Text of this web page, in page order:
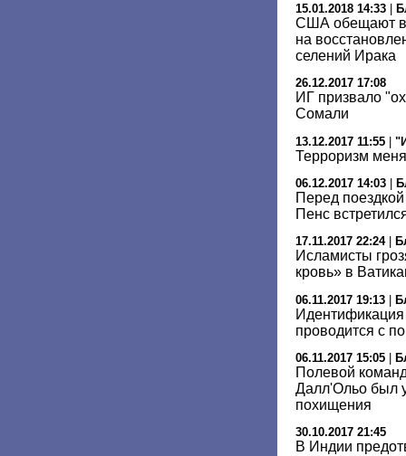
15.01.2018 14:33
США обещают
на
селений Ирака
26.12.2017 17:08
ИГ призвало
Сомали
13.12.2017 11:55 |
Терроризм
06.12.2017 14:03
Перед
Пенс
17.11.2017 22:24|
Исламисты
кровь» в
06.11.2017 19:13 |
Идентификация
проводится с
06.11.2017 15:05
Полевой
Далл'Ольо был
похищения
30.10.2017 21:45
В Индии